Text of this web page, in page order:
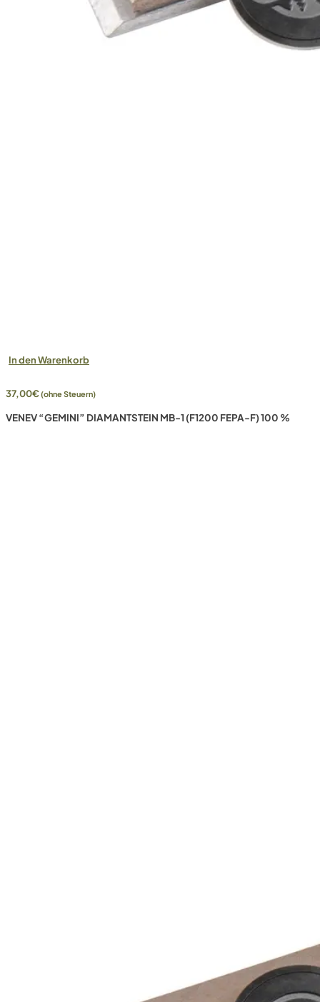
In den Warenkorb
37,00€(ohne Steuern)
VENEV “GEMINI” DIAMANTSTEIN MB-1 (F1200 FEPA-F) 100 %